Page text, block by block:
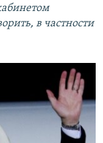
в частности